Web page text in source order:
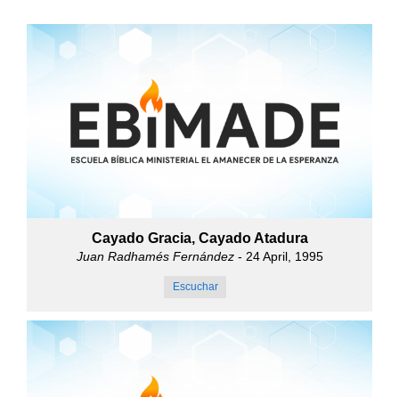
Cayado Gracia, Cayado Atadura
Juan Radhamés Fernández- 24 April, 1995
Escuchar